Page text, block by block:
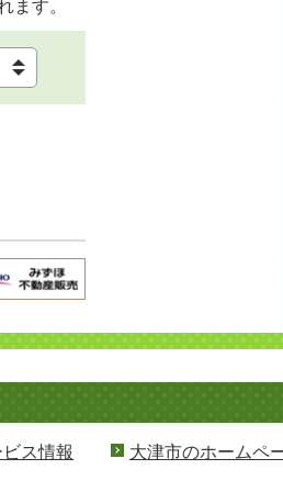
ます。
ス情報 大津市のホームペ